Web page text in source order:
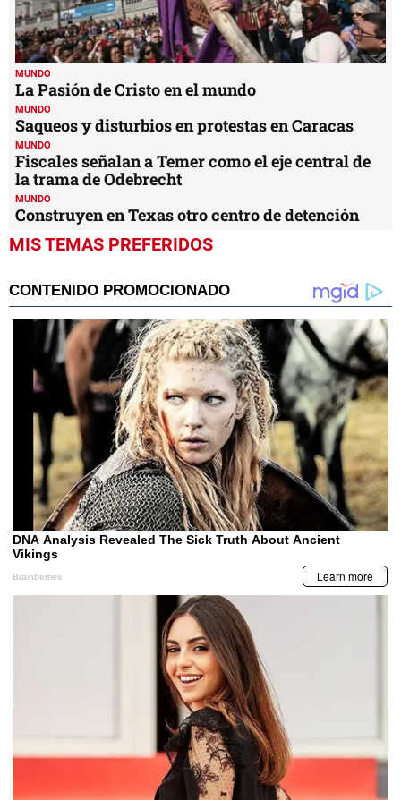
MUNDO
La Pasión de Cristo en el mundo
MUNDO
Saqueos y disturbios en protestas en Caracas
MUNDO
Fiscales señalan a Temer como el eje central de
la trama de Odebrecht
MUNDO
Construyen en Texas otro centro de detención
MIS TEMAS PREFERIDOS